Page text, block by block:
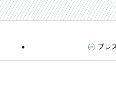
プレ